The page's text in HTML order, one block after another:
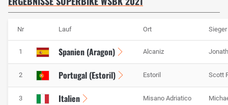
Nr Lauf Ort Sieger
1 Spanien (Aragon) Alcaniz
2 Portugal (Estoril) Estoril Scott
3 Italien Misano Adriatico